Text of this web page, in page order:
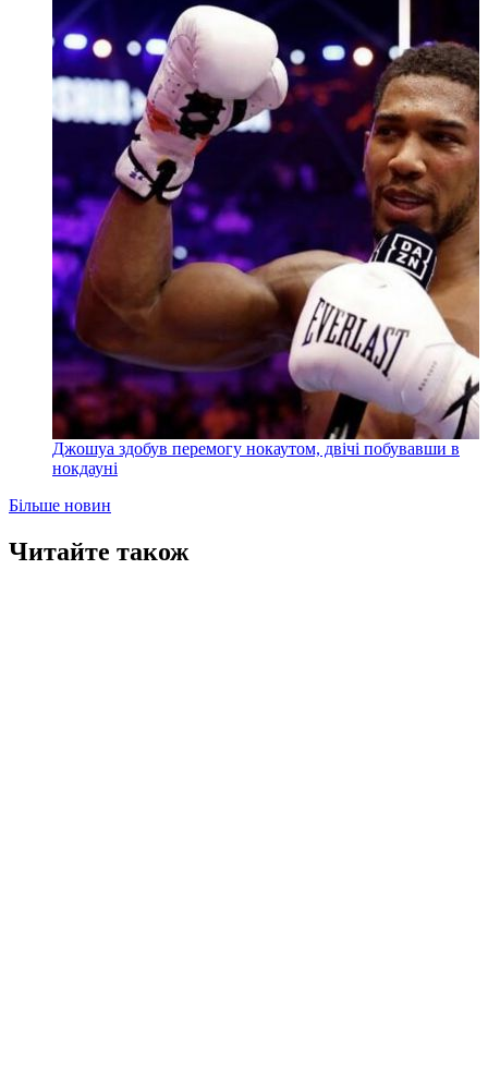
Джошуа здобув перемогу нокаутом, двічі побувавши в
нокдауні
Більше новин
Читайте також